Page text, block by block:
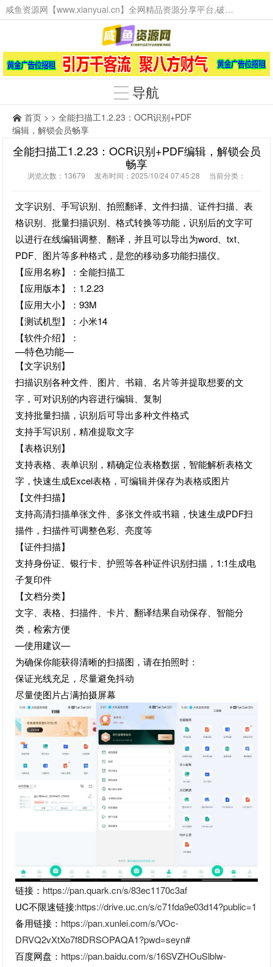
咸鱼资源网【www.xianyuai.cn】全网精品资源分享平台,破解软件,技术源码,火爆项目,工具辅助,这里无所不有。
导航
首页 > > 全能扫描工1.2.23：OCR识别+PDF
编辑，解锁会员畅享
全能扫描工1.2.23：OCR识别+PDF编辑，解锁会员
畅享
浏览次数：13679 发布时间：2025/10/24 07:45:28 当前分类：
文字识别、手写识别、拍照翻译、文件扫描、证件扫描、表
格识别、批量扫描识别、格式转换等功能，识别后的文字可
以进行在线编辑调整、翻译，并且可以导出为word、txt、
PDF、图片等多种格式，是您的移动多功能扫描仪。
【应用名称】：全能扫描工
【应用版本】：1.2.23
【应用大小】：93M
【测试机型】：小米14
【软件介绍】：
—特色功能—
【文字识别】
扫描识别各种文件、图片、书籍、名片等并提取想要的文
字，可对识别的内容进行编辑、复制
支持批量扫描，识别后可导出多种文件格式
支持手写识别，精准提取文字
【表格识别】
支持表格、表单识别，精确定位表格数据，智能解析表格文
字，快速生成Excel表格，可编辑并保存为表格或图片
【文件扫描】
支持高清扫描单张文件、多张文件或书籍，快速生成PDF扫
描件，扫描件可调整色彩、亮度等
【证件扫描】
支持身份证、银行卡、护照等各种证件识别扫描，1:1生成电
子复印件
【文档分类】
文字、表格、扫描件、卡片、翻译结果自动保存、智能分
类，检索方便
—使用建议—
为确保你能获得清晰的扫描图，请在拍照时：
保证光线充足，尽量避免抖动
尽量使图片占满拍摄屏幕
链接： https://pan.quark.cn/s/83ec1170c3af
UC不限速链接:https://drive.uc.cn/s/c71fda9e03d14?public=1
备用链接： https://pan.xunlei.com/s/VOc-
DRVQ2vXtXo7f8DRSOPAQA1?pwd=seyn#
百度网盘： https://pan.baidu.com/s/16SVZHOuSlblw-